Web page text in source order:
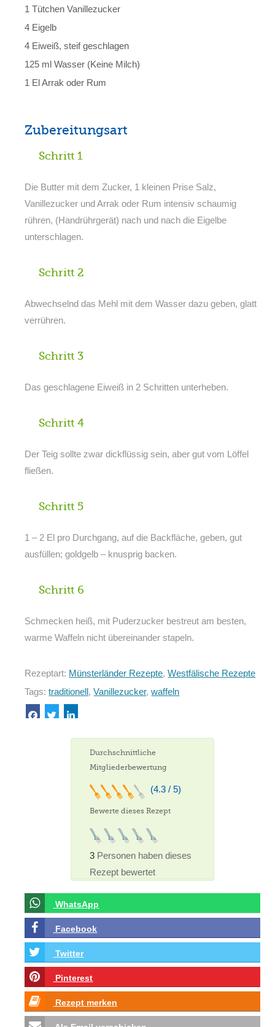
1 Tütchen Vanillezucker
4 Eigelb
4 Eiweiß, steif geschlagen
125 ml Wasser (Keine Milch)
1 El Arrak oder Rum
Zubereitungsart
Schritt 1
Die Butter mit dem Zucker, 1 kleinen Prise Salz,
Vanillezucker und Arrak oder Rum intensiv schaumig
rühren, (Handrührgerät) nach und nach die Eigelbe
unterschlagen.
Schritt 2
Abwechselnd das Mehl mit dem Wasser dazu geben, glatt
verrühren.
Schritt 3
Das geschlagene Eiweiß in 2 Schritten unterheben.
Schritt 4
Der Teig sollte zwar dickflüssig sein, aber gut vom Löffel
fließen.
Schritt 5
1 – 2 El pro Durchgang, auf die Backfläche, geben, gut
ausfüllen; goldgelb – knusprig backen.
Schritt 6
Schmecken heiß, mit Puderzucker bestreut am besten,
warme Waffeln nicht übereinander stapeln.
Rezeptart: Münsterländer Rezepte,Westfälische Rezepte
Tags:traditionell,Vanillezucker,waffeln
Durchschnittliche
Mitgliederbewertung
(4.3 / 5)
Bewerte dieses Rezept
3 Personen haben dieses
Rezept bewertet
WhatsApp
Facebook
Twitter
Pinterest
Rezept merken